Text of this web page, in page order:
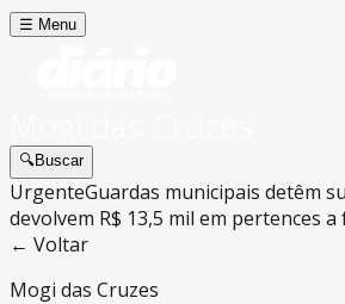
☰ Menu
🔍Buscar
UrgenteGuardas municipais detêm
devolvem R$ 13,5 mil em pertences
← Voltar
Mogi das Cruzes